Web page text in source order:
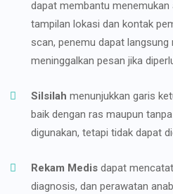
dapat membantu menemukan
tampilan lokasi dan kontak
scan, penemu dapat
meninggalkan pesan jika
Silsilah menunjukkan garis
baik dengan ras maupun
digunakan, tetapi tidak dapat
Rekam Medis dapat
diagnosis, dan perawatan